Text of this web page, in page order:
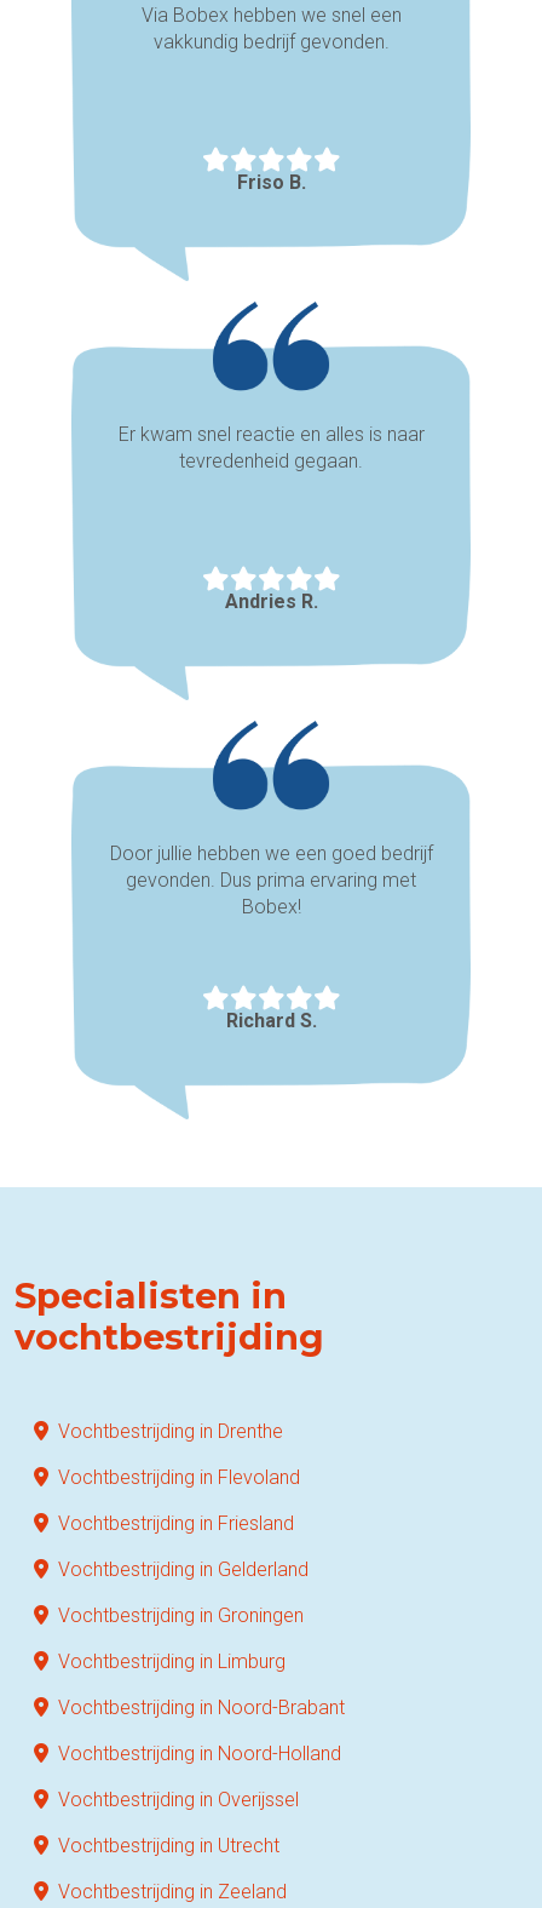
Via Bobex hebben we snel een
vakkundig bedrijf gevonden.
Friso B.
Er kwam snel reactie en alles is naar
tevredenheid gegaan.
Andries R.
Door jullie hebben we een goed bedrijf
gevonden. Dus prima ervaring met
Bobex!
Richard S.
Specialisten in
vochtbestrijding
Vochtbestrijding in Drenthe
Vochtbestrijding in Flevoland
Vochtbestrijding in Friesland
Vochtbestrijding in Gelderland
Vochtbestrijding in Groningen
Vochtbestrijding in Limburg
Vochtbestrijding in Noord-Brabant
Vochtbestrijding in Noord-Holland
Vochtbestrijding in Overijssel
Vochtbestrijding in Utrecht
Vochtbestrijding in Zeeland